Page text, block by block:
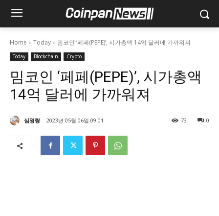
Home Today 밈코인 ‘페페(PEPE)’, 시가총액 14억 달러에 가까워져
Today Blockchain Crypto
밈코인 ‘페페(PEPE)’, 시가총액
14억 달러에 가까워져
심영랑 2023년 05월 06일 09:01 0
73